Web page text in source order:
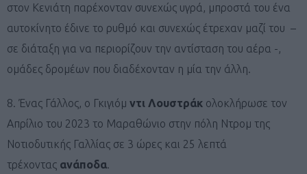
στον Κενιάτη παρέχονταν συνεχώς υγρά, μπροστά του ένα
αυτοκίνητο έδινε το ρυθμό και συνεχώς έτρεχαν μαζί του –
σε διάταξη για να περιορίζουν την αντίσταση του αέρα -,
ομάδες δρομέων που διαδέχονταν η μία την άλλη.
8. Ένας Γάλλος, ο Γκιγιόμ ντι Λουστράκ ολοκλήρωσε τον
Απρίλιο του 2023 το Μαραθώνιο στην πόλη Ντρομ της
Νοτιοδυτικής Γαλλίας σε 3 ώρες και 25 λεπτά
τρέχοντας ανάποδα.